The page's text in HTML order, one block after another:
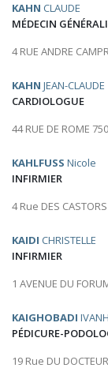
KAHN CLAUDE
MÉDECIN
4 RUE ANDRE
KAHN JEAN-CLAUDE
CARDIOLOGUE
44 RUE DE ROME
KAHLFUSS Nicole
INFIRMIER
4 Rue DES
KAIDI CHRISTELLE
INFIRMIER
1 AVENUE DU
KAIGHOBADI
PÉDICURE-
19 Rue DU